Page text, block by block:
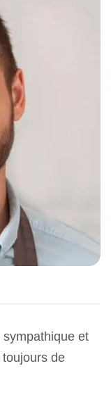
et
de